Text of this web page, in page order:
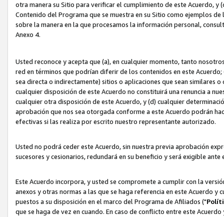
otra manera su Sitio para verificar el cumplimiento de este Acuerdo,
Contenido del Programa que se muestra en su Sitio como ejemplos
sobre la manera en la que procesamos la información personal,
Anexo 4.
Usted reconoce y acepta que (a), en cualquier momento, tanto
red en términos que podrían diferir de los contenidos en este
sea directa o indirectamente) sitios o aplicaciones que sean similares
cualquier disposición de este Acuerdo no constituirá una renuncia a
cualquier otra disposición de este Acuerdo, y (d) cualquier
aprobación que nos sea otorgada conforme a este Acuerdo podrán
efectivas si las realiza por escrito nuestro representante autorizado.
Usted no podrá ceder este Acuerdo, sin nuestra previa aprobación
sucesores y cesionarios, redundará en su beneficio y será exigible
Este Acuerdo incorpora, y usted se compromete a cumplir con la
anexos y otras normas a las que se haga referencia en este Acuerdo
puestos a su disposición en el marco del Programa de Afiliados ("
que se haga de vez en cuando. En caso de conflicto entre este